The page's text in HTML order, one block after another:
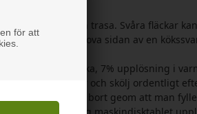
för att
med en urvriden trasa. Svåra fläckar
med den grova sidan av en
med vanlig ättika, 7% upplösning i
några minuter och skölj ordentligt
i diskhon kan tas bort geom att man